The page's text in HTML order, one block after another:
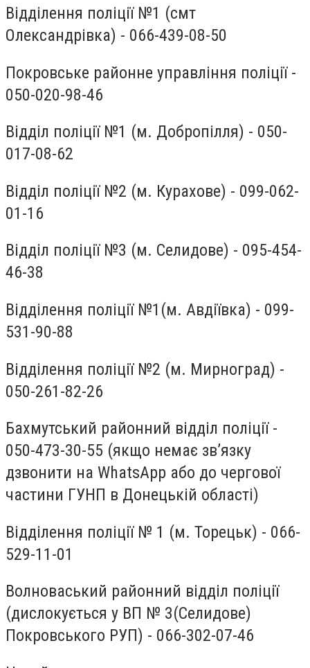
Відділення поліції №1 (смт
Олександрівка) - 066-439-08-50
Покровське районне управління поліції -
050-020-98-46
Відділ поліції №1 (м. Добропілля) - 050-
017-08-62
Відділ поліції №2 (м. Курахове) - 099-062-
01-16
Відділ поліції №3 (м. Селидове) - 095-454-
46-38
Відділення поліції №1(м. Авдіївка) - 099-
531-90-88
Відділення поліції №2 (м. Мирноград) -
050-261-82-26
Бахмутський районний відділ поліції -
050-473-30-55 (якщо немає зв’язку
дзвонити на WhatsApp або до чергової
частини ГУНП в Донецькій області)
Відділення поліції № 1 (м. Торецьк) - 066-
529-11-01
Волноваський районний відділ поліції
(дислокується у ВП № 3(Селидове)
Покровського РУП) - 066-302-07-46